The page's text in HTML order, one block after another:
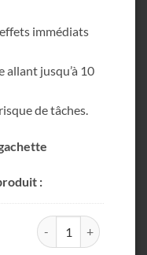
immédiats
jusqu’à 10
de tâches.
:
quantité de Pack